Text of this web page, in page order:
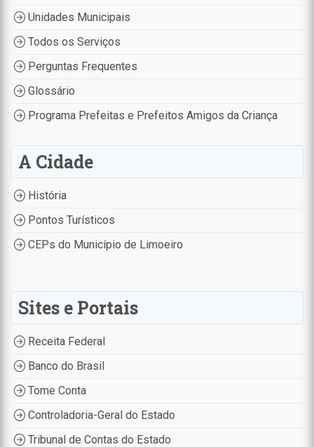
Unidades Municipais
Todos os Serviços
Perguntas Frequentes
Glossário
Programa Prefeitas e Prefeitos Amigos da Criança
A Cidade
História
Pontos Turísticos
CEPs do Município de Limoeiro
Sites e Portais
Receita Federal
Banco do Brasil
Tome Conta
Controladoria-Geral do Estado
Tribunal de Contas do Estado